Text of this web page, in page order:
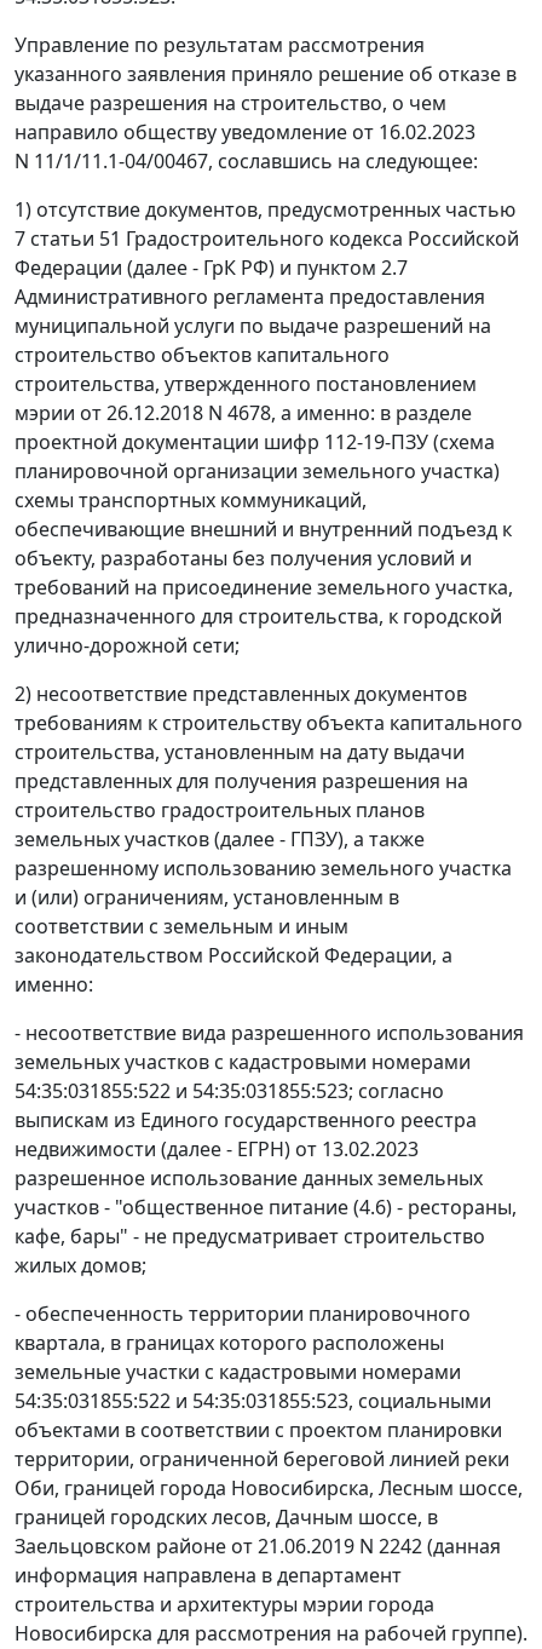
Управление по результатам рассмотрения
указанного заявления приняло решение об отказе в
выдаче разрешения на строительство, о чем
направило обществу уведомление от 16.02.2023
N 11/1/11.1-04/00467, сославшись на следующее:
1) отсутствие документов, предусмотренных частью
7 статьи 51 Градостроительного кодекса Российской
Федерации (далее - ГрК РФ) и пунктом 2.7
Административного регламента предоставления
муниципальной услуги по выдаче разрешений на
строительство объектов капитального
строительства, утвержденного постановлением
мэрии от 26.12.2018 N 4678, а именно: в разделе
проектной документации шифр 112-19-ПЗУ (схема
планировочной организации земельного участка)
схемы транспортных коммуникаций,
обеспечивающие внешний и внутренний подъезд к
объекту, разработаны без получения условий и
требований на присоединение земельного участка,
предназначенного для строительства, к городской
улично-дорожной сети;
2) несоответствие представленных документов
требованиям к строительству объекта капитального
строительства, установленным на дату выдачи
представленных для получения разрешения на
строительство градостроительных планов
земельных участков (далее - ГПЗУ), а также
разрешенному использованию земельного участка
и (или) ограничениям, установленным в
соответствии с земельным и иным
законодательством Российской Федерации, а
именно:
- несоответствие вида разрешенного использования
земельных участков с кадастровыми номерами
54:35:031855:522 и 54:35:031855:523; согласно
выпискам из Единого государственного реестра
недвижимости (далее - ЕГРН) от 13.02.2023
разрешенное использование данных земельных
участков - "общественное питание (4.6) - рестораны,
кафе, бары" - не предусматривает строительство
жилых домов;
- обеспеченность территории планировочного
квартала, в границах которого расположены
земельные участки с кадастровыми номерами
54:35:031855:522 и 54:35:031855:523, социальными
объектами в соответствии с проектом планировки
территории, ограниченной береговой линией реки
Оби, границей города Новосибирска, Лесным шоссе,
границей городских лесов, Дачным шоссе, в
Заельцовском районе от 21.06.2019 N 2242 (данная
информация направлена в департамент
строительства и архитектуры мэрии города
Новосибирска для рассмотрения на рабочей группе).